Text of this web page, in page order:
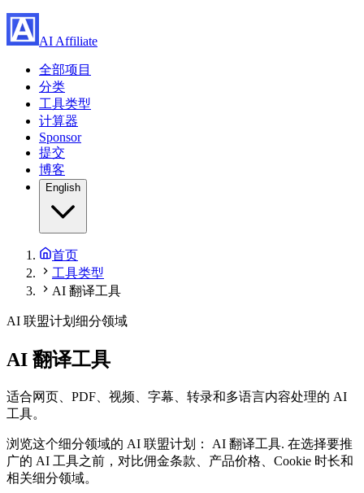
AI Affiliate
全部项目
分类
工具类型
计算器
Sponsor
提交
博客
English
首页
工具类型
AI 翻译工具
AI 联盟计划细分领域
AI 翻译工具
适合网页、PDF、视频、字幕、转录和多语言内容处理的 AI
工具。
浏览这个细分领域的 AI 联盟计划： AI 翻译工具. 在选择要推
广的 AI 工具之前，对比佣金条款、产品价格、Cookie 时长和
相关细分领域。